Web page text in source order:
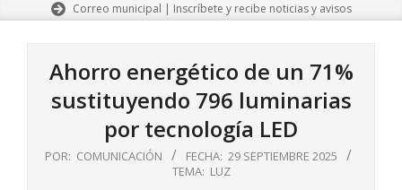
Correo municipal | Inscríbete y recibe noticias y avisos
Ahorro energético de un 71%
sustituyendo 796 luminarias
por tecnología LED
POR: COMUNICACIÓN FECHA: 29 SEPTIEMBRE 2025
TEMA: LUZ